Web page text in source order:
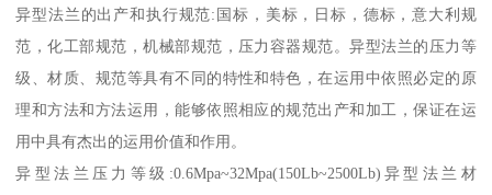
异型法兰的出产和执行规范:国标，美标，日标，德标，意大利规
范，化工部规范，机械部规范，压力容器规范。异型法兰的压力等
级、材质、规范等具有不同的特性和特色，在运用中依照必定的原
理和方法和方法运用，能够依照相应的规范出产和加工，保证在运
用中具有杰出的运用价值和作用。
异型法兰压力等级:0.6Mpa~32Mpa(150Lb~2500Lb)异型法兰材